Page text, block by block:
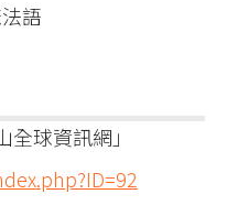
語​
球資訊網」